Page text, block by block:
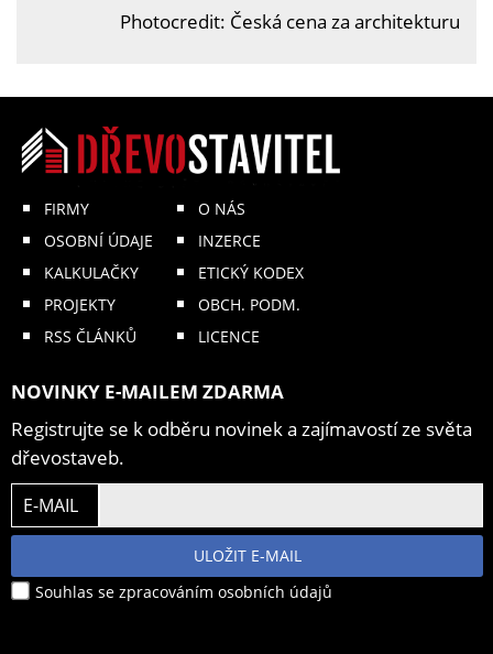
Photocredit: Česká cena za architekturu
FIRMY
OSOBNÍ ÚDAJE
KALKULAČKY
PROJEKTY
RSS ČLÁNKŮ
O NÁS
INZERCE
ETICKÝ KODEX
OBCH. PODM.
LICENCE
NOVINKY E-MAILEM ZDARMA
Registrujte se k odběru novinek a zajímavostí ze světa
dřevostaveb.
E-MAIL
ULOŽIT E-MAIL
Souhlas se zpracováním osobních údajů